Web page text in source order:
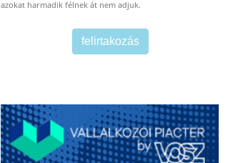
azokat harmadik félnek át nem adjuk.